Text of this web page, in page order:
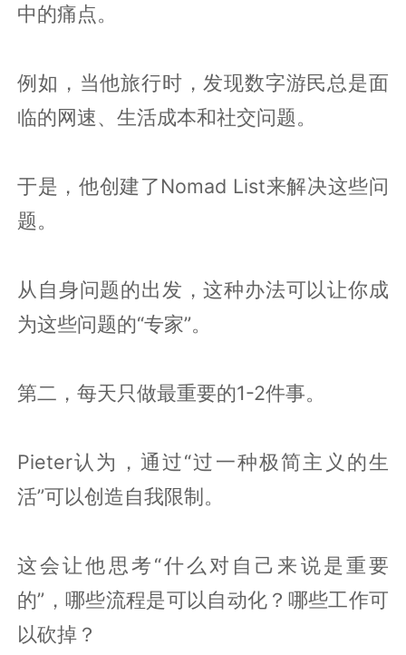
中的痛点。
例如，当他旅行时，发现数字游民总是面
临的网速、生活成本和社交问题。
于是，他创建了Nomad List来解决这些问
题。
从自身问题的出发，这种办法可以让你成
为这些问题的“专家”。
第二，每天只做最重要的1-2件事。
Pieter认为，通过“过一种极简主义的生
活”可以创造自我限制。
这会让他思考“什么对自己来说是重要
的”，哪些流程是可以自动化？哪些工作可
以砍掉？